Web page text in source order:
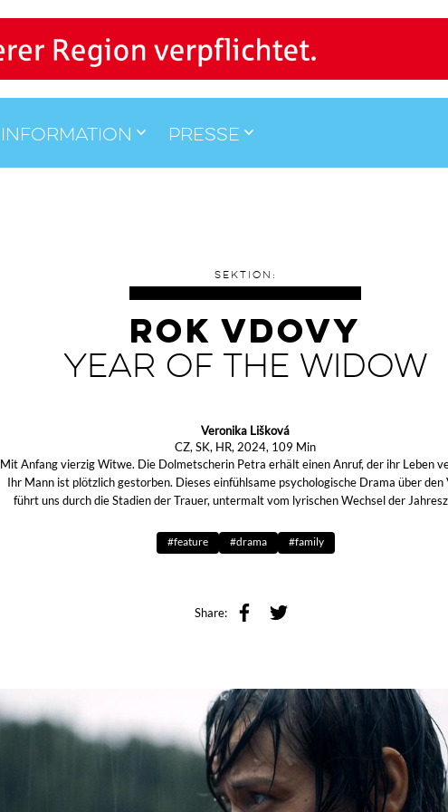
Information Presse
SEKTION:
ROK VDOVY
YEAR OF THE WIDOW
Veronika Lišková
CZ, SK, HR, 2024, 109 Min
Mit Anfang vierzig Witwe. Die Dolmetscherin Petra erhält einen Anruf, der ihr Leben
Ihr Mann ist plötzlich gestorben. Dieses einfühlsame psychologische Drama über den
führt uns durch die Stadien der Trauer, untermalt vom lyrischen Wechsel der
#feature #drama #family
Share: